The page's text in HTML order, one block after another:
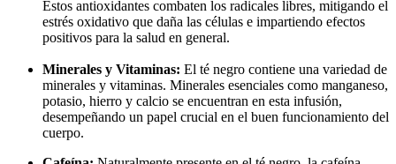
Estos antioxidantes combaten los radicales libres, mitigando el
estrés oxidativo que daña las células e impartiendo efectos
positivos para la salud en general.
Minerales y Vitaminas: El té negro contiene una variedad de
minerales y vitaminas. Minerales esenciales como manganeso,
potasio, hierro y calcio se encuentran en esta infusión,
desempeñando un papel crucial en el buen funcionamiento del
cuerpo.